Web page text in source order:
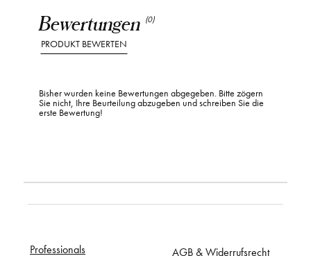
Bewertungen (0)
PRODUKT BEWERTEN
Bisher wurden keine Bewertungen abgegeben. Bitte zögern
Sie nicht, Ihre Beurteilung abzugeben und schreiben Sie die
erste Bewertung!
Professionals
AGB & Widerrufsrecht